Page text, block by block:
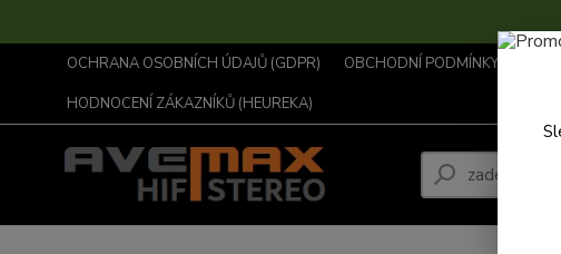
OCHRANA OSOBNÍCH ÚDAJŮ (GDPR) OBCHODNÍ PODMÍNKY ...
HODNOCENÍ ZÁKAZNÍKŮ (HEUREKA)